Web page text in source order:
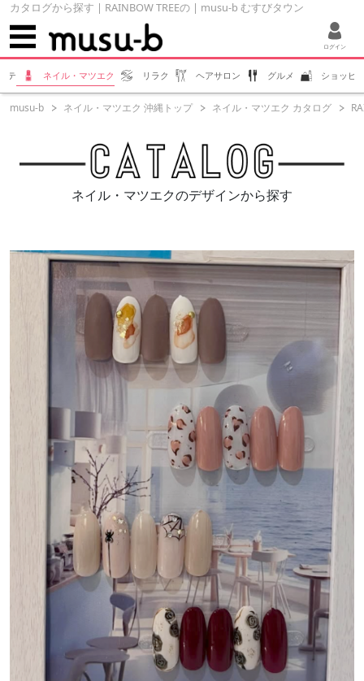
カタログから探す | RAINBOW TREEの | musu-b むすびタウン
ログイン
テ ネイル・マツエク リラク ヘアサロン グルメ ショッピ
musu-b ネイル・マツエク 沖縄トップ ネイル・マツエク カタログ
ネイル・マツエクのデザインから探す